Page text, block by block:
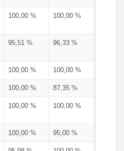
100,00 % 100,00 %
95,51 % 96,33 %
100,00 % 100,00 %
100,00 % 87,35 %
100,00 % 100,00 %
100,00 % 95,00 %